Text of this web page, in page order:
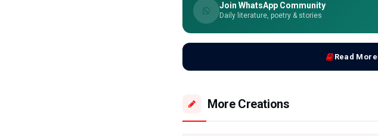
Join WhatsApp Community
Daily literature, poetry & stories
Read More
More Creations